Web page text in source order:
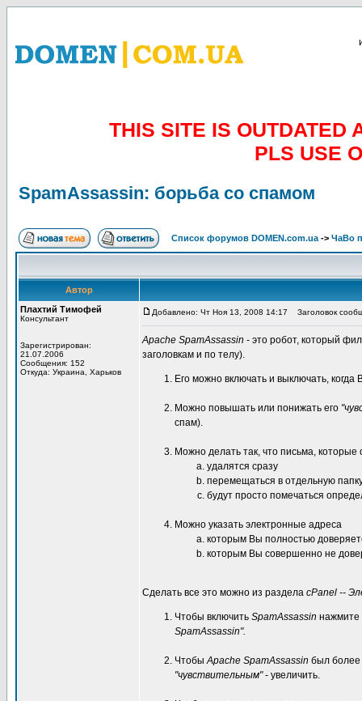
THIS SITE IS OUTDATED
PLS USE
SpamAssassin: борьба со спамом
Список форумов DOMEN.com.ua -> ЧаВо
Автор
Плахтий Тимофей
Консультант
Зарегистрирован:
21.07.2006
Сообщения: 152
Откуда: Украина, Харьков
Добавлено: Чт Ноя 13, 2008 14:17 Заголовок
Apache SpamAssassin - это робот, который
заголовкам и по телу).
Его можно включать и выключать, когда
Можно повышать или понижать его
спам).
Можно делать так, что письма, которые
удалятся сразу
перемещаться в отдельную
будут просто помечаться
Можно указать электронные адреса
которым Вы полностью
которым Вы совершенно не
Сделать все это можно из раздела cPanel --
Чтобы включить SpamAssassin нажмите
SpamAssassin".
ЧтобыApache SpamAssassin был более
"чувствительным"- увеличить.